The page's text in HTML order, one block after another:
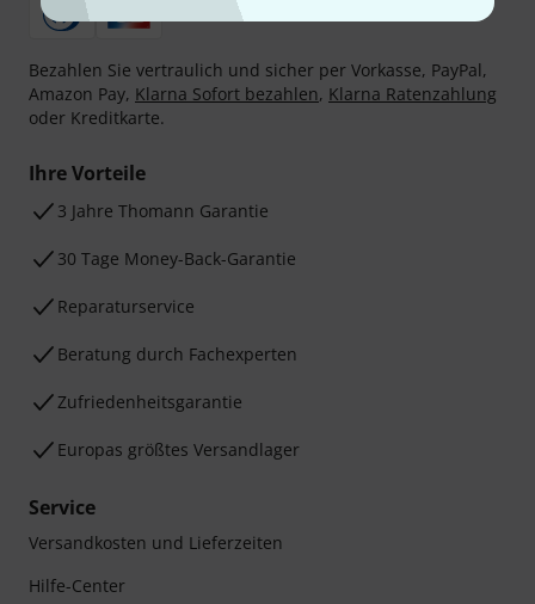
Bezahlen Sie vertraulich und sicher per Vorkasse, PayPal,
Amazon Pay, Klarna Sofort bezahlen, Klarna Ratenzahlung
oder Kreditkarte.
Ihre Vorteile
3 Jahre Thomann Garantie
30 Tage Money-Back-Garantie
Reparaturservice
Beratung durch Fachexperten
Zufriedenheitsgarantie
Europas größtes Versandlager
Service
Versandkosten und Lieferzeiten
Hilfe-Center